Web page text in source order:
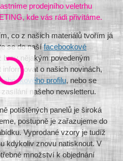
prodejního veletrhu
kde vás rádi přivítáme.
co z našich materiálů tvořím já
se do našífacebookové
brzy nějakým povedeným
o našich novinách,
profilu, nebo se
našeho newsletteru.
potištěných panelů je široká
postupně je zařazujeme do
Vyprodané vzory je tudíž
kdykoliv znovu natisknout. V
množství k objednání